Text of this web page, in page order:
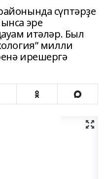
сүптәрҙе
эре
итәләр. Был
милли
ирешергә